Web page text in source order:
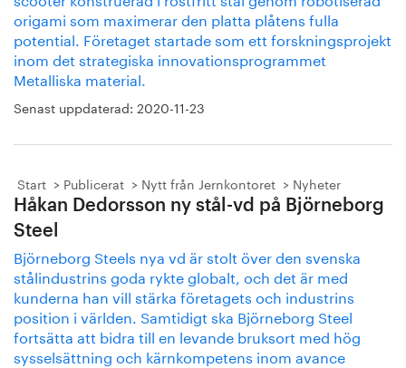
origami som maximerar den platta plåtens fulla
potential. Företaget startade som ett forskningsprojekt
inom det strategiska innovationsprogrammet
Metalliska material.
Senast uppdaterad: 2020-11-23
Start Publicerat Nytt från Jernkontoret Nyheter
Håkan Dedorsson ny stål-vd på Björneborg
Steel
Björneborg Steels nya vd är stolt över den svenska
stålindustrins goda rykte globalt, och det är med
kunderna han vill stärka företagets och industrins
position i världen. Samtidigt ska Björneborg Steel
fortsätta att bidra till en levande bruksort med hög
sysselsättning och kärnkompetens inom avance